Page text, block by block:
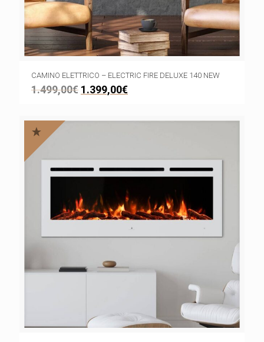
CAMINO ELETTRICO – ELECTRIC FIRE DELUXE 140 NEW
1.499,00€ 1.399,00€